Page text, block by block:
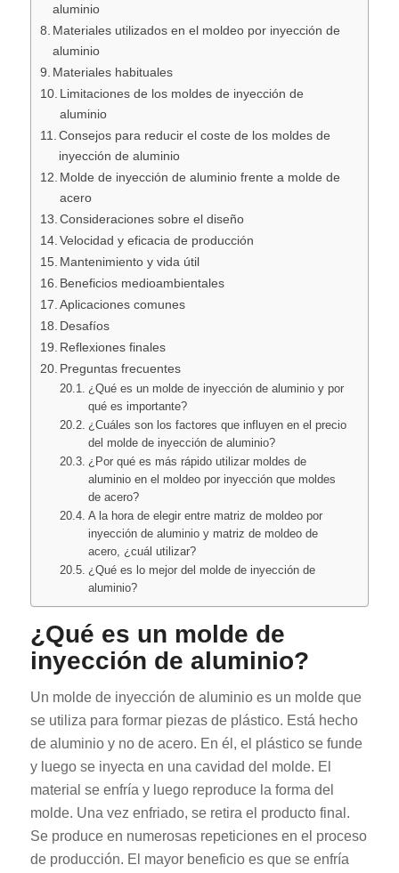
aluminio
Materiales utilizados en el moldeo por inyección de
aluminio
Materiales habituales
Limitaciones de los moldes de inyección de
aluminio
Consejos para reducir el coste de los moldes de
inyección de aluminio
Molde de inyección de aluminio frente a molde de
acero
Consideraciones sobre el diseño
Velocidad y eficacia de producción
Mantenimiento y vida útil
Beneficios medioambientales
Aplicaciones comunes
Desafíos
Reflexiones finales
Preguntas frecuentes
¿Qué es un molde de inyección de aluminio y por
qué es importante?
¿Cuáles son los factores que influyen en el precio
del molde de inyección de aluminio?
¿Por qué es más rápido utilizar moldes de
aluminio en el moldeo por inyección que moldes
de acero?
A la hora de elegir entre matriz de moldeo por
inyección de aluminio y matriz de moldeo de
acero, ¿cuál utilizar?
¿Qué es lo mejor del molde de inyección de
aluminio?
¿Qué es un molde de
inyección de aluminio?
Un molde de inyección de aluminio es un molde que
se utiliza para formar piezas de plástico. Está hecho
de aluminio y no de acero. En él, el plástico se funde
y luego se inyecta en una cavidad del molde. El
material se enfría y luego reproduce la forma del
molde. Una vez enfriado, se retira el producto final.
Se produce en numerosas repeticiones en el proceso
de producción. El mayor beneficio es que se enfría